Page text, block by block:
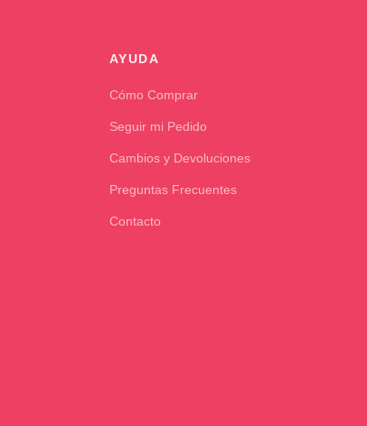
AYUDA
Cómo Comprar
Seguir mi Pedido
Cambios y Devoluciones
Preguntas Frecuentes
Contacto